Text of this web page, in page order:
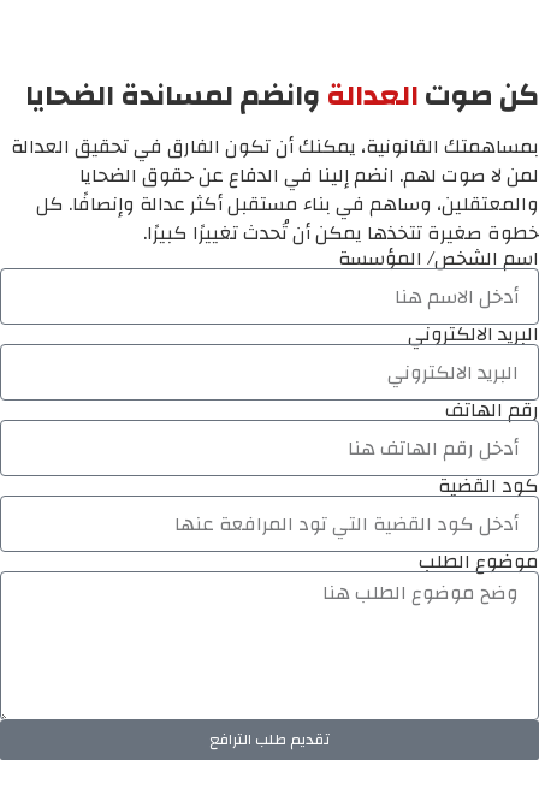
كن صوتالعدالةوانضم لمساندة الضحايا
بمساهمتك القانونية، يمكنك أن تكون الفارق في تحقيق العدالة
لمن لا صوت لهم. انضم إلينا في الدفاع عن حقوق الضحايا
والمعتقلين، وساهم في بناء مستقبل أكثر عدالة وإنصافًا. كل
خطوة صغيرة تتخذها يمكن أن تُحدث تغييرًا كبيرًا.
اسم الشخص/ المؤسسة
البريد الالكتروني
رقم الهاتف
كود القضية
موضوع الطلب
تقديم طلب الترافع